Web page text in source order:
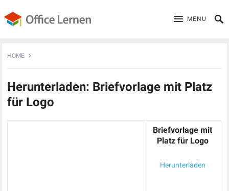
MENU
HOME
Herunterladen: Briefvorlage mit Platz
für Logo
Briefvorlage mit
Platz für Logo
Herunterladen